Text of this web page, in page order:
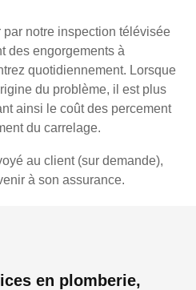
notre inspection télévisée
des engorgements à
quotidiennement. Lorsque
du problème, il est plus
ainsi le coût des percement
du carrelage.
au client (sur demande),
à son assurance.
en plomberie,